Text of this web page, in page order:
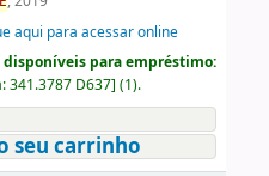
aqui para acessar online
para empréstimo:
341.3787 D637] (1).
seu carrinho